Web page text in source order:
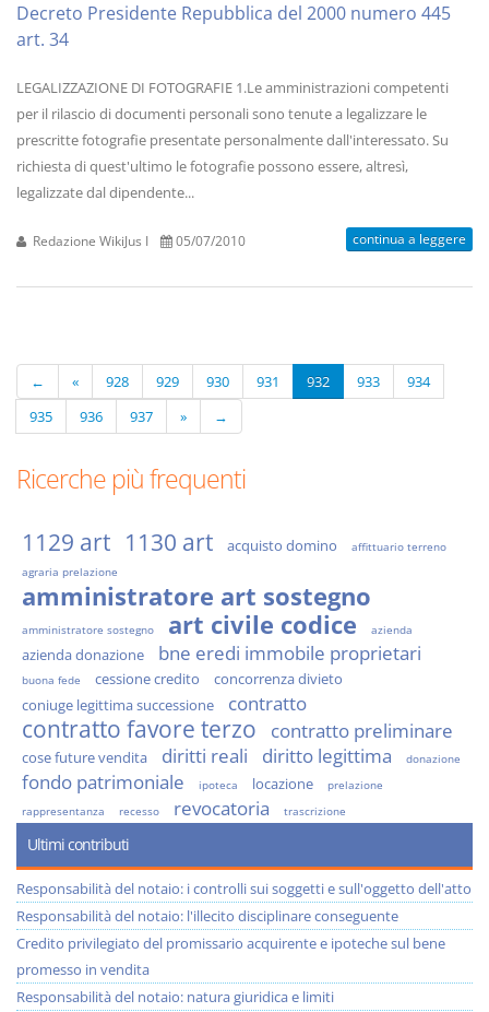
Decreto Presidente Repubblica del 2000 numero 445
art. 34
LEGALIZZAZIONE DI FOTOGRAFIE 1.Le amministrazioni competenti
per il rilascio di documenti personali sono tenute a legalizzare le
prescritte fotografie presentate personalmente dall'interessato. Su
richiesta di quest'ultimo le fotografie possono essere, altresì,
legalizzate dal dipendente...
Redazione WikiJus I 05/07/2010 continua a leggere
← « 928 929 930 931 932 933
934
935
936 937 » →
Ricerche più frequenti
1129 art 1130 art acquisto domino
affittuario terreno
agraria prelazione
amministratore art sostegno
amministratore sostegno art civile codice azienda
azienda donazione bne eredi immobile proprietari
buona fede cessione credito
concorrenza divieto
coniuge legittima successione
contratto
contratto favore terzo contratto preliminare
cose future vendita diritti reali diritto legittima donazione
fondo patrimoniale ipoteca locazione
prelazione
rappresentanza
recesso revocatoria trascrizione
Ultimi contributi
Responsabilità del notaio: i controlli sui soggetti e sull'oggetto dell'atto
Responsabilità del notaio: l'illecito disciplinare conseguente
Credito privilegiato del promissario acquirente e ipoteche sul bene
promesso in vendita
Responsabilità del notaio: natura giuridica e limiti